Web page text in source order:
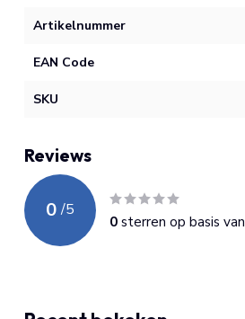
Artikelnummer
EAN Code
SKU
Reviews
0 /5
0sterren op basis van